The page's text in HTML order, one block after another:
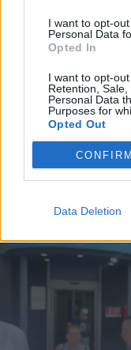
I want to opt-
Personal Data
Opted In
I want to opt-
Retention,
Personal Data
Purposes for
Opted Out
CONFIRM
Data Deletion